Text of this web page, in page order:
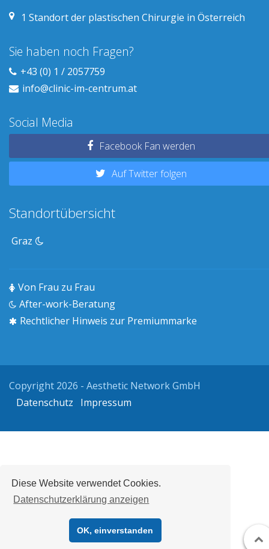
Diese Website verwendet Cookies.
Datenschutzerklärung anzeigen
OK, einverstanden
1 Standort der plastischen Chirurgie in Österreich
Sie haben noch Fragen?
+43 (0) 1 / 2057759
info@clinic-im-centrum.at
Social Media
Facebook Fan werden
Auf Twitter folgen
Standortübersicht
Graz
Von Frau zu Frau
After-work-Beratung
Rechtlicher Hinweis zur Premiummarke
Copyright 2026 - Aesthetic Network GmbH
Datenschutz
Impressum